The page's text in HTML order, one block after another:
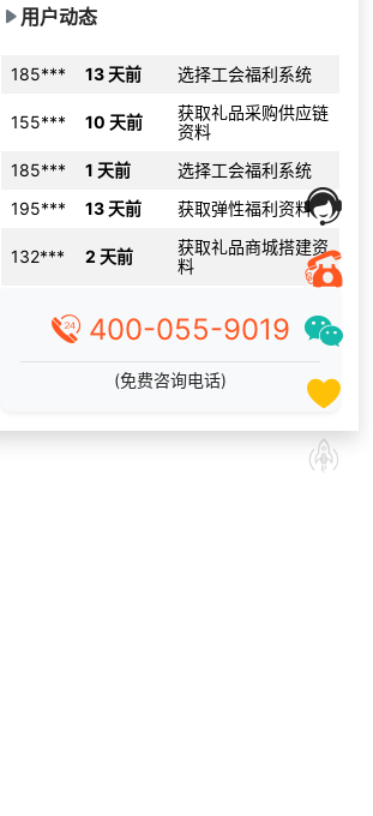
用户动态
155***
15 天前
获取礼品采购供应链
资料
选择工会福利系统
195***
13 天前 获取弹性福利资料
获取礼品商城搭建资
料
咨询SaaS相关问题
139***
28 天前
咨询工会福利平台
150***
2 天前
申请按需体验系统
29 天前 选择礼品卡商城系统
获取礼品采购供应链
400-055-9019
(免费咨询电话)